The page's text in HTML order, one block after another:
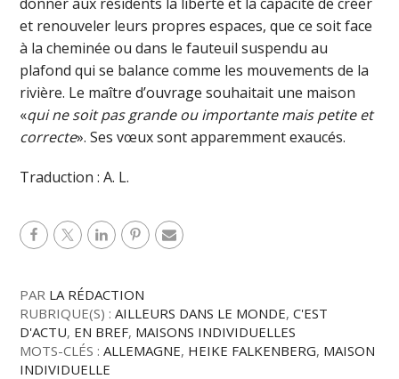
et renouveler leurs propres espaces, que ce soit face
à la cheminée ou dans le fauteuil suspendu au
plafond qui se balance comme les mouvements de la
rivière. Le maître d’ouvrage souhaitait une maison
«qui ne soit pas grande ou importante mais petite et
correcte». Ses vœux sont apparemment exaucés.
Traduction : A. L.
PAR LA RÉDACTION
RUBRIQUE(S) :AILLEURS DANS LE MONDE,C'EST
D'ACTU, EN BREF, MAISONS INDIVIDUELLES
MOTS-CLÉS :ALLEMAGNE, HEIKE FALKENBERG, MAISON
INDIVIDUELLE